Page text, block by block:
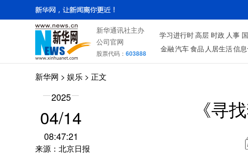
新华通讯社主办
公司官网
股票代码： 603888
学习进行时 高层 时政 人事
金融 汽车 食品 人居生活信
新华网 > 娱乐 > 正文
2025
04/14
08:47:21
来源：北京日报
《寻